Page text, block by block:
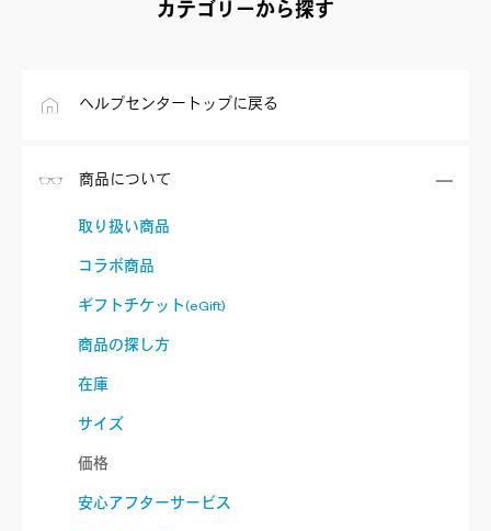
カテゴリーから探す
ヘルプセンタートップに戻る
商品について
取り扱い商品
コラボ商品
ギフトチケット(eGift)
商品の探し方
在庫
サイズ
価格
安心アフターサービス